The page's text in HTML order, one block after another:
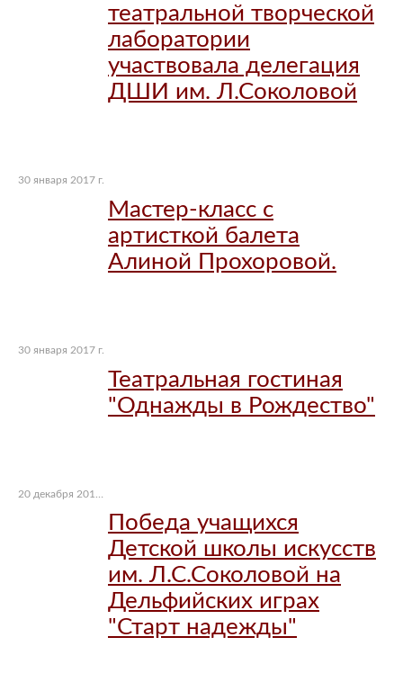
театральной творческой
лаборатории
участвовала делегация
ДШИ им. Л.Соколовой
30 января 2017 г.
Мастер-класс с
артисткой балета
Алиной Прохоровой.
30 января 2017 г.
Театральная гостиная
"Однажды в Рождество"
Победа учащихся
Детской школы искусств
им. Л.С.Соколовой на
Дельфийских играх
"Старт надежды"